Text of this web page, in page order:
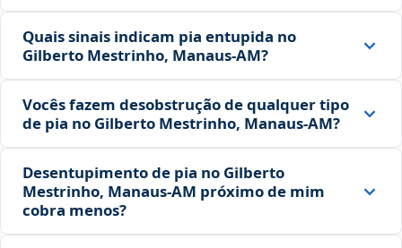
Quais sinais indicam pia entupida no
Gilberto Mestrinho, Manaus‑AM?
Vocês fazem desobstrução de qualquer tipo
de pia no Gilberto Mestrinho, Manaus‑AM?
Desentupimento de pia no Gilberto
Mestrinho, Manaus‑AM próximo de mim
cobra menos?